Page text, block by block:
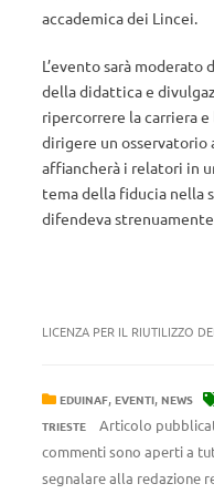
accademica dei Lincei.
L’evento sarà moderato
della didattica e
ripercorrere la carriera
dirigere un osservatorio
affiancherà i relatori in
tema della fiducia nella
difendeva
LICENZA PER IL RIUTILIZZO
EDUINAF, EVENTI, NEWS
TRIESTE Articolo
commenti sono aperti a
segnalare alla redazione